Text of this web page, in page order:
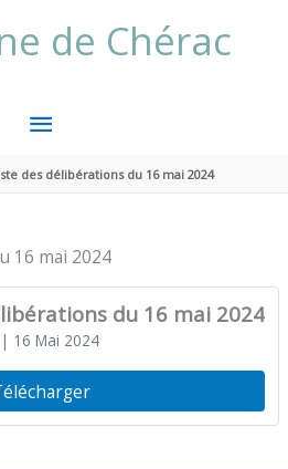
de Chérac
MENU
PRINCIPAL
des délibérations du 16 mai 2024
16 mai 2024
du 16 mai 2024
| 16 Mai 2024